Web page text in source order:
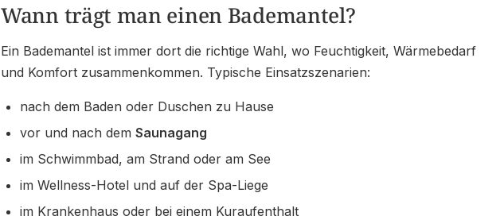
Wann trägt man einen Bademantel?
Ein Bademantel ist immer dort die richtige Wahl, wo Feuchtigkeit, Wärmebedarf
und Komfort zusammenkommen. Typische Einsatzszenarien:
nach dem Baden oder Duschen zu Hause
vor und nach dem Saunagang
im Schwimmbad, am Strand oder am See
im Wellness-Hotel und auf der Spa-Liege
im Krankenhaus oder bei einem Kuraufenthalt